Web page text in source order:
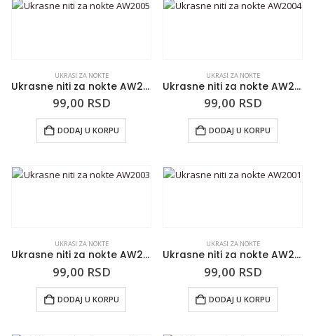
UKRASI ZA NOKTE
Ukrasne niti za nokte AW2005
99,00 RSD
DODAJ U KORPU
UKRASI ZA NOKTE
Ukrasne niti za nokte AW2004
99,00 RSD
DODAJ U KORPU
UKRASI ZA NOKTE
Ukrasne niti za nokte AW2003
99,00 RSD
DODAJ U KORPU
UKRASI ZA NOKTE
Ukrasne niti za nokte AW2001
99,00 RSD
DODAJ U KORPU